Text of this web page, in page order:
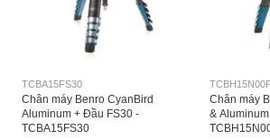
TCBA15FS30
Chân máy Benro CyanBird
Aluminum + Đầu FS30 -
TCBA15FS30
Chân máy
&